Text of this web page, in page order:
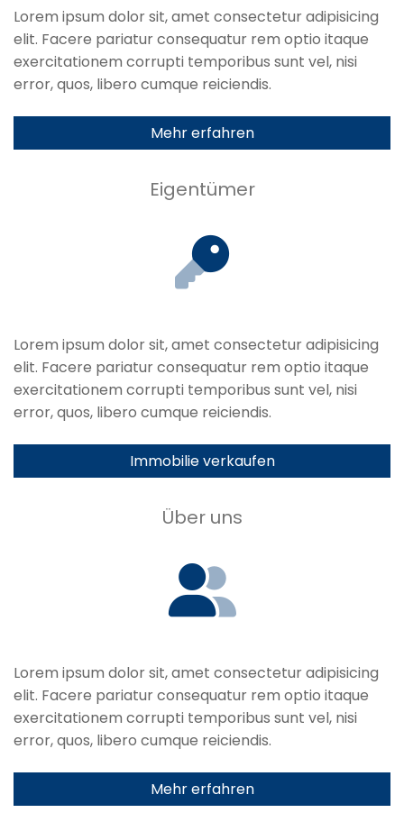
Lorem ipsum dolor sit, amet consectetur adipisicing
elit. Facere pariatur consequatur rem optio itaque
exercitationem corrupti temporibus sunt vel, nisi
error, quos, libero cumque reiciendis.
Mehr erfahren
Eigentümer
Lorem ipsum dolor sit, amet consectetur adipisicing
elit. Facere pariatur consequatur rem optio itaque
exercitationem corrupti temporibus sunt vel, nisi
error, quos, libero cumque reiciendis.
Immobilie verkaufen
Über uns
Lorem ipsum dolor sit, amet consectetur adipisicing
elit. Facere pariatur consequatur rem optio itaque
exercitationem corrupti temporibus sunt vel, nisi
error, quos, libero cumque reiciendis.
Mehr erfahren